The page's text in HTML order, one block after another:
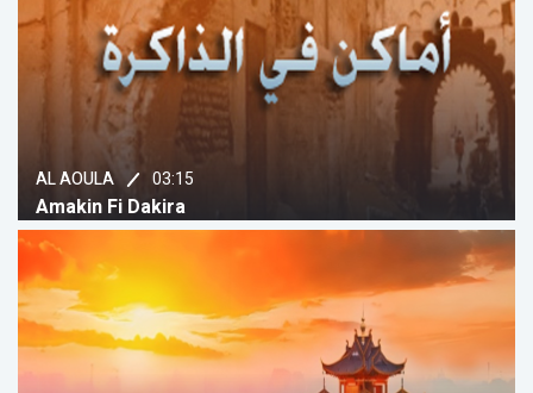
AL AOULA 03:15
Amakin Fi Dakira